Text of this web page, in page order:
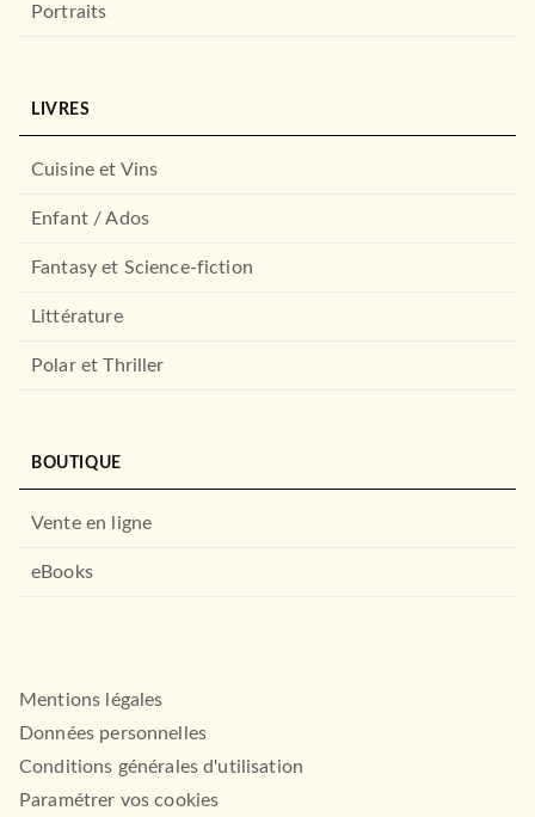
Portraits
LIVRES
Cuisine et Vins
Enfant / Ados
Fantasy et Science-fiction
Littérature
Polar et Thriller
BOUTIQUE
Vente en ligne
eBooks
Mentions légales
Données personnelles
Conditions générales d'utilisation
Paramétrer vos cookies